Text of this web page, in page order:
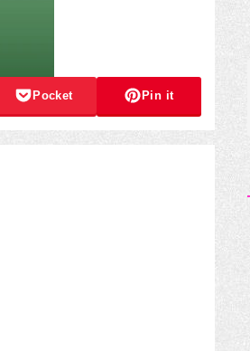
Pocket Pin it